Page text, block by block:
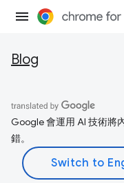
Blog
Google 會運用 AI 技術將
錯。